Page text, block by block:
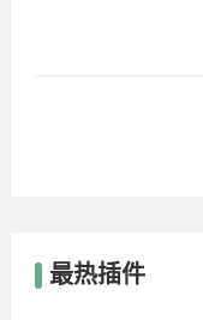
最热插件